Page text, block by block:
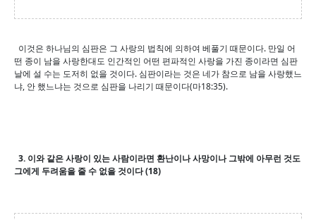
이것은 하나님의 심판은 그 사랑의 법칙에 의하여 베풀기 때문이다. 만일 어
떤 종이 남을 사랑한대도 인간적인 어떤 편파적인 사랑을 가진 종이라면 심판
날에 설 수는 도저히 없을 것이다. 심판이라는 것은 네가 참으로 남을 사랑했느
냐, 안 했느냐는 것으로 심판을 나리기 때문이다(마18:35).
3. 이와 같은 사랑이 있는 사람이라면 환난이나 사망이나 그밖에 아무런 것도
그에게 두려움을 줄 수 없을 것이다 (18)